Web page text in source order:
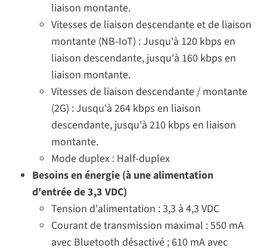
liaison montante.
Vitesses de liaison descendante et de liaison
montante (NB-IoT) : Jusqu'à 120 kbps en
liaison descendante, jusqu'à 160 kbps en
liaison montante.
Vitesses de liaison descendante / montante
(2G) : Jusqu'à 264 kbps en liaison
descendante, jusqu'à 210 kbps en liaison
montante.
Mode duplex : Half-duplex
Besoins en énergie (à une alimentation
d'entrée de 3,3 VDC)
Tension d'alimentation : 3,3 à 4,3 VDC
Courant de transmission maximal : 550 mA
avec Bluetooth désactivé ; 610 mA avec